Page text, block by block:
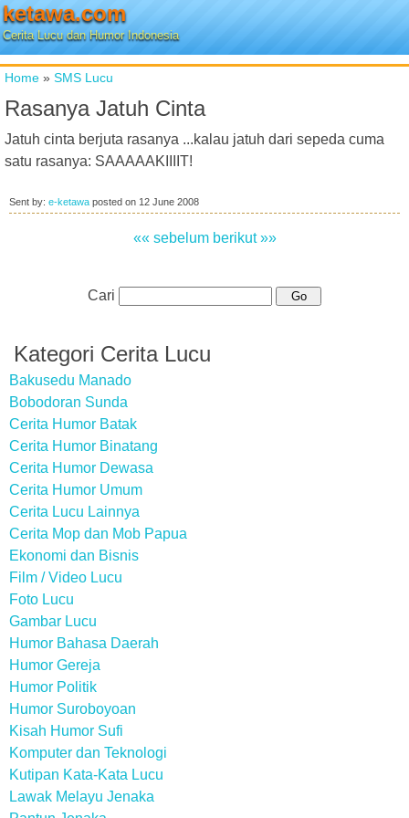
ketawa.com
Cerita Lucu dan Humor Indonesia
Home » SMS Lucu
Rasanya Jatuh Cinta
Jatuh cinta berjuta rasanya ...kalau jatuh dari sepeda cuma
satu rasanya: SAAAAAKIIIIT!
Sent by: e-ketawa posted on 12 June 2008
«« sebelum berikut »»
Cari
Kategori Cerita Lucu
Bakusedu Manado
Bobodoran Sunda
Cerita Humor Batak
Cerita Humor Binatang
Cerita Humor Dewasa
Cerita Humor Umum
Cerita Lucu Lainnya
Cerita Mop dan Mob Papua
Ekonomi dan Bisnis
Film / Video Lucu
Foto Lucu
Gambar Lucu
Humor Bahasa Daerah
Humor Gereja
Humor Politik
Humor Suroboyoan
Kisah Humor Sufi
Komputer dan Teknologi
Kutipan Kata-Kata Lucu
Lawak Melayu Jenaka